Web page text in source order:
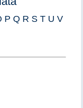
P Q R S T U V